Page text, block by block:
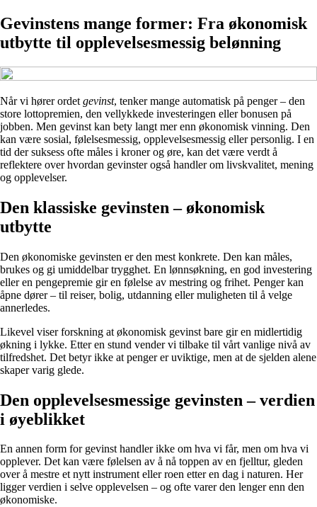
Gevinstens mange former: Fra økonomisk
utbytte til opplevelsesmessig belønning
Når vi hører ordet gevinst, tenker mange automatisk på penger – den
store lottopremien, den vellykkede investeringen eller bonusen på
jobben. Men gevinst kan bety langt mer enn økonomisk vinning. Den
kan være sosial, følelsesmessig, opplevelsesmessig eller personlig. I en
tid der suksess ofte måles i kroner og øre, kan det være verdt å
reflektere over hvordan gevinster også handler om livskvalitet, mening
og opplevelser.
Den klassiske gevinsten – økonomisk
utbytte
Den økonomiske gevinsten er den mest konkrete. Den kan måles,
brukes og gi umiddelbar trygghet. En lønnsøkning, en god investering
eller en pengepremie gir en følelse av mestring og frihet. Penger kan
åpne dører – til reiser, bolig, utdanning eller muligheten til å velge
annerledes.
Likevel viser forskning at økonomisk gevinst bare gir en midlertidig
økning i lykke. Etter en stund vender vi tilbake til vårt vanlige nivå av
tilfredshet. Det betyr ikke at penger er uviktige, men at de sjelden alene
skaper varig glede.
Den opplevelsesmessige gevinsten – verdien
i øyeblikket
En annen form for gevinst handler ikke om hva vi får, men om hva vi
opplever. Det kan være følelsen av å nå toppen av en fjelltur, gleden
over å mestre et nytt instrument eller roen etter en dag i naturen. Her
ligger verdien i selve opplevelsen – og ofte varer den lenger enn den
økonomiske.